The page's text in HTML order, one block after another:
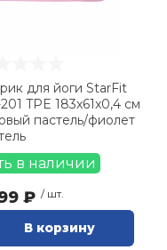
для йоги StarFit
TPE 183x61x0,4 см
пастель/фиолет
в наличии
₽ / шт.
В корзину